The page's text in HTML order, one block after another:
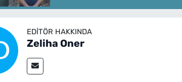
EDITÖR HAKKINDA
Zeliha Oner